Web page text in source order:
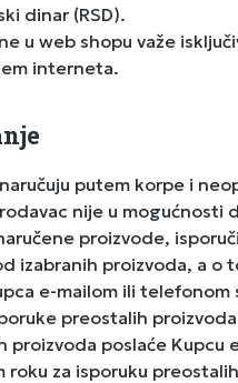
dinar (RSD).
u web shopu važe
interneta.
putem korpe i
nije u mogućnosti
proizvode,
izabranih proizvoda, a o
e-mailom ili telefonom
preostalih
proizvoda poslaće Kupcu
roku za isporuku preostalih